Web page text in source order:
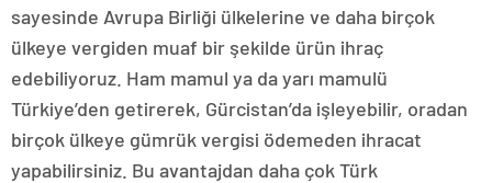
sayesinde Avrupa Birliği ülkelerine ve daha birçok
ülkeye vergiden muaf bir şekilde ürün ihraç
edebiliyoruz. Ham mamul ya da yarı mamulü
Türkiye’den getirerek, Gürcistan’da işleyebilir, oradan
birçok ülkeye gümrük vergisi ödemeden ihracat
yapabilirsiniz. Bu avantajdan daha çok Türk